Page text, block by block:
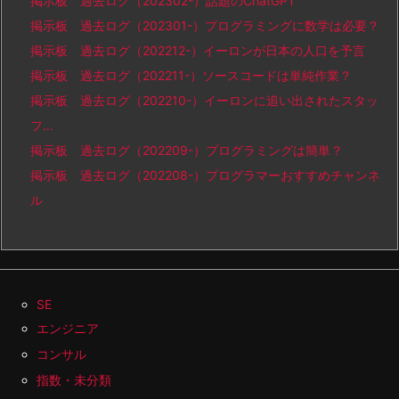
掲示板 過去ログ（202301-）プログラミングに数学は必要？
掲示板 過去ログ（202212-）イーロンが日本の人口を予言
掲示板 過去ログ（202211-）ソースコードは単純作業？
掲示板 過去ログ（202210-）イーロンに追い出されたスタッ
フ…
掲示板 過去ログ（202209-）プログラミングは簡単？
掲示板 過去ログ（202208-）プログラマーおすすめチャンネ
ル
SE
エンジニア
コンサル
指数・未分類